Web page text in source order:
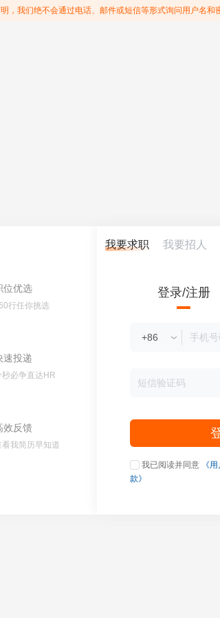
我们绝不会通过电话、邮件或短信等形式询问用户名和
位优选
行任你挑选
速投递
秒必争直达HR
效反馈
看我简历早知道
我要求职 我要招人
登录/注册
我已阅读并同意 《
款》